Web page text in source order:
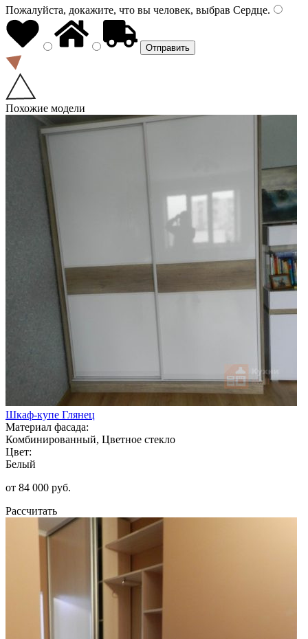
Пожалуйста, докажите, что вы человек, выбрав Сердце.
Похожие модели
Шкаф-купе Глянец
Материал фасада:
Комбинированный, Цветное стекло
Цвет:
Белый
от 84 000 руб.
Рассчитать